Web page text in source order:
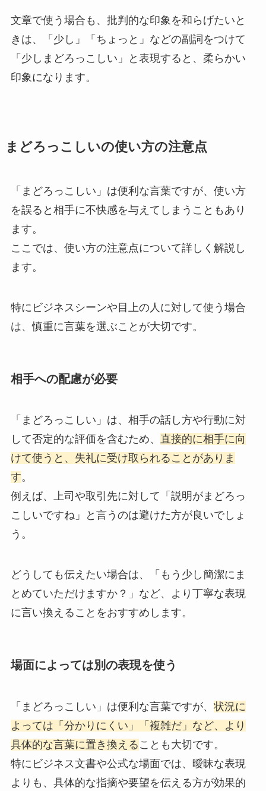
文章で使う場合も、批判的な印象を和らげたいと
きは、「少し」「ちょっと」などの副詞をつけて
「少しまどろっこしい」と表現すると、柔らかい
印象になります。
まどろっこしいの使い方の注意点
「まどろっこしい」は便利な言葉ですが、使い方
を誤ると相手に不快感を与えてしまうこともあり
ます。
ここでは、使い方の注意点について詳しく解説し
ます。
特にビジネスシーンや目上の人に対して使う場合
は、慎重に言葉を選ぶことが大切です。
相手への配慮が必要
「まどろっこしい」は、相手の話し方や行動に対
して否定的な評価を含むため、 直接的に相手に向
けて使うと、失礼に受け取られることがありま
す。
例えば、上司や取引先に対して「説明がまどろっ
こしいですね」と言うのは避けた方が良いでしょ
う。
どうしても伝えたい場合は、「もう少し簡潔にま
とめていただけますか？」など、より丁寧な表現
に言い換えることをおすすめします。
場面によっては別の表現を使う
「まどろっこしい」は便利な言葉ですが、 状況に
よっては「分かりにくい」「複雑だ」など、より
具体的な言葉に置き換える ことも大切です。
特にビジネス文書や公式な場面では、曖昧な表現
よりも、具体的な指摘や要望を伝える方が効果的